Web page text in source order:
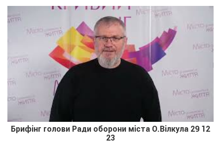
Брифінг голови Ради оборони міста О.Вілкула 29 12
23